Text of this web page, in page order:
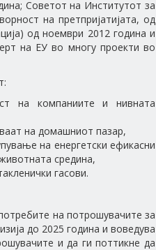
Советот на Институтот за
на претпријатијата, од
од ноември 2012 година и
на ЕУ во многу проекти во
на компаниите и нивната
на домашниот пазар,
на енергетски ефикасни
средина,
гасови.
на потрошувачите за
до 2025 година и воведува
и да ги поттикне да